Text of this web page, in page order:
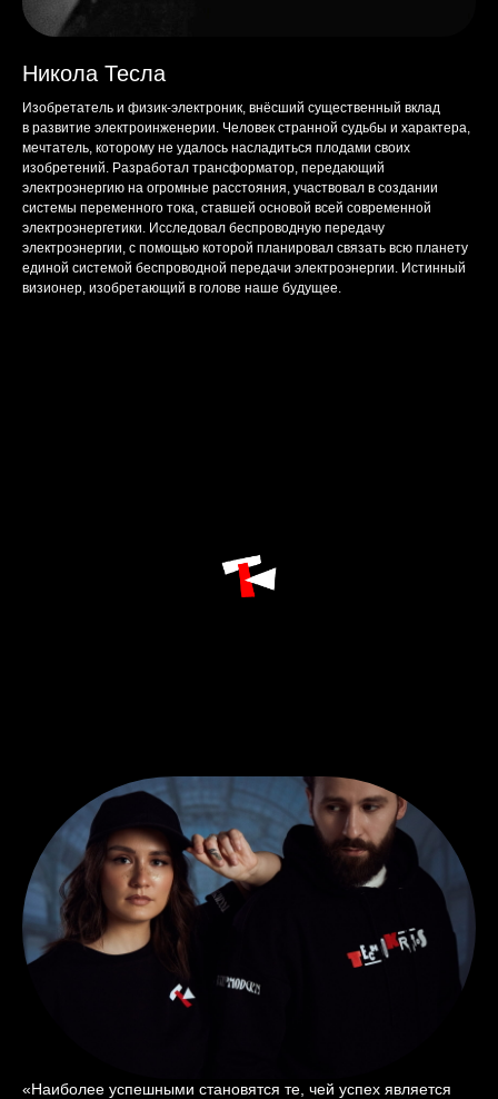
Никола Тесла
Изобретатель и физик-электроник, внёсший существенный вклад
в развитие электроинженерии. Человек странной судьбы и характера,
мечтатель, которому не удалось насладиться плодами своих
изобретений. Разработал трансформатор, передающий
электроэнергию на огромные расстояния, участвовал в создании
системы переменного тока, ставшей основой всей современной
электроэнергетики. Исследовал беспроводную передачу
электроэнергии, с помощью которой планировал связать всю планету
единой системой беспроводной передачи электроэнергии. Истинный
визионер, изобретающий в голове наше будущее.
«Наиболее успешными становятся те, чей успех является